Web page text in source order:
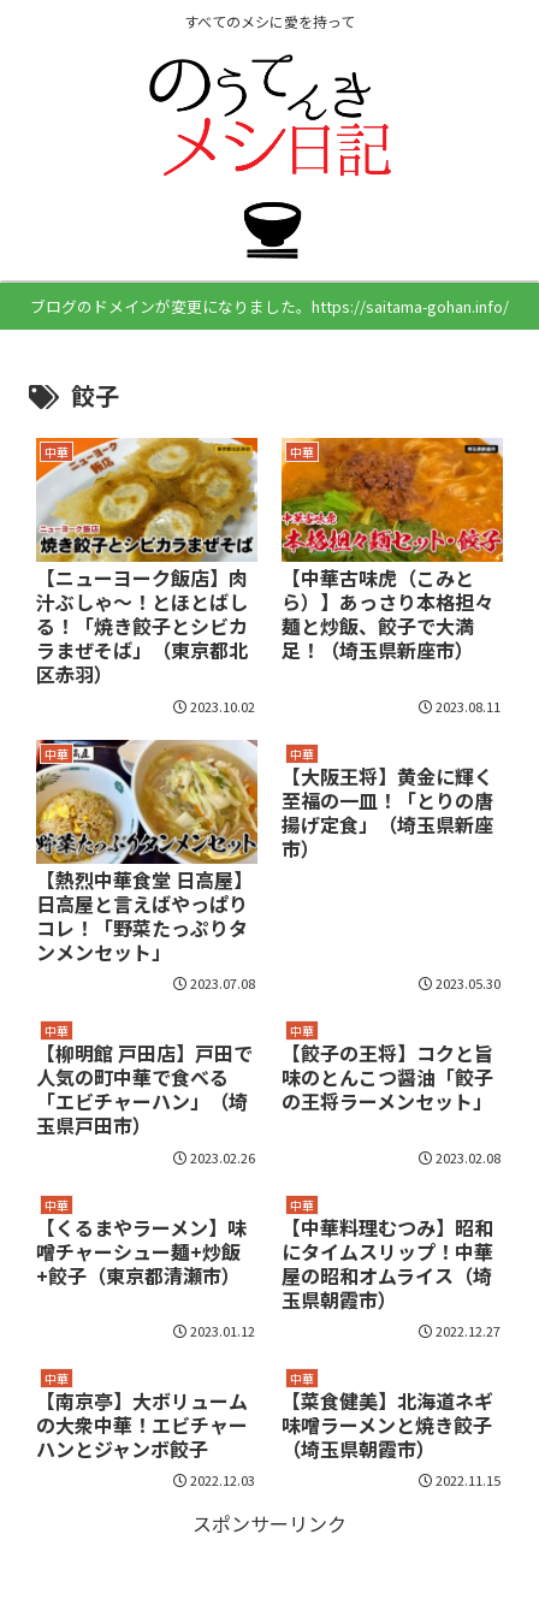
すべてのメシに愛を持って
ブログのドメインが変更になりました。https://saitama-gohan.info/
餃子
中華
【ニューヨーク飯店】肉
汁ぶしゃ～！とほとばし
る！「焼き餃子とシビカ
ラまぜそば」（東京都北
区赤羽）
2023.10.02
中華
【中華古味虎（こみと
ら）】あっさり本格担々
麺と炒飯、餃子で大満
足！（埼玉県新座市）
2023.08.11
中華
【熱烈中華食堂 日高屋】
日高屋と言えばやっぱり
コレ！「野菜たっぷりタ
ンメンセット」
2023.07.08
中華
【大阪王将】黄金に輝く
至福の一皿！「とりの唐
揚げ定食」（埼玉県新座
市）
2023.05.30
中華
【柳明館 戸田店】戸田で
人気の町中華で食べる
「エビチャーハン」（埼
玉県戸田市）
2023.02.26
中華
【餃子の王将】コクと旨
味のとんこつ醤油「餃子
の王将ラーメンセット」
2023.02.08
中華
【くるまやラーメン】味
噌チャーシュー麺+炒飯
+餃子（東京都清瀬市）
2023.01.12
中華
【中華料理むつみ】昭和
にタイムスリップ！中華
屋の昭和オムライス（埼
玉県朝霞市）
2022.12.27
中華
【南京亭】大ボリューム
の大衆中華！エビチャー
ハンとジャンボ餃子
2022.12.03
中華
【菜食健美】北海道ネギ
味噌ラーメンと焼き餃子
（埼玉県朝霞市）
2022.11.15
スポンサーリンク